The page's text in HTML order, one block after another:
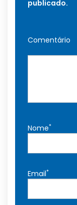
publicado.
Comentário
Nome*
Email*